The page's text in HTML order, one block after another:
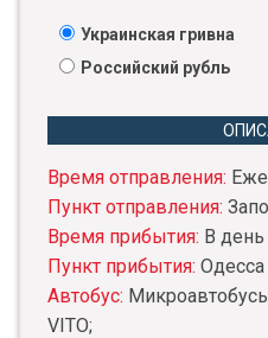
Украинская гривна
Российский рубль
Время отправления:
Пункт отправления:
Время прибытия: В день
Пункт прибытия: Одесса
Автобус:
VITO;